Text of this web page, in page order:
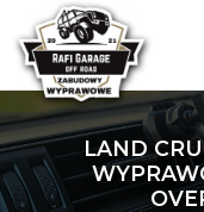
LAND